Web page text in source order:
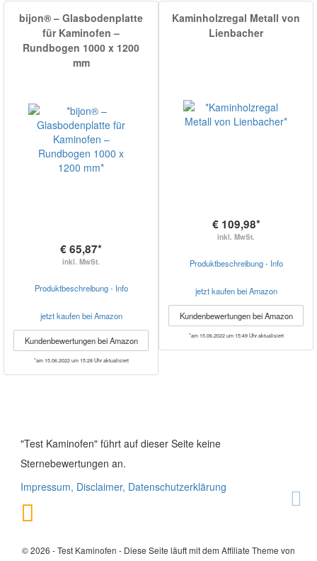
bijon® – Glasbodenplatte
für Kaminofen –
Rundbogen 1000 x 1200
mm
€ 65,87*
inkl. MwSt.
Produktbeschreibung - Info
jetzt kaufen bei Amazon
Kundenbewertungen bei Amazon
*am 15.06.2022 um 15:28 Uhr aktualisiert
Kaminholzregal Metall von
Lienbacher
€ 109,98*
inkl. MwSt.
Produktbeschreibung - Info
jetzt kaufen bei Amazon
Kundenbewertungen bei Amazon
*am 15.06.2022 um 15:49 Uhr aktualisiert
"Test Kaminofen" führt auf dieser Seite keine
Sternebewertungen an.
Impressum, Disclaimer, Datenschutzerklärung
© 2026 - Test Kaminofen - Diese Seite läuft mit dem Affiliate Theme von